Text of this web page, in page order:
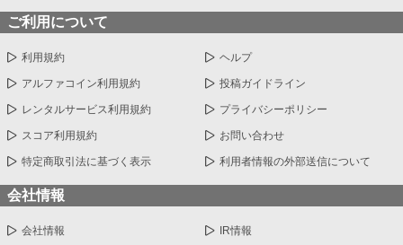
ご利用について
利用規約 ヘルプ
アルファコイン利用規約 投稿ガイドライン
レンタルサービス利用規約 プライバシーポリシー
スコア利用規約 お問い合わせ
特定商取引法に基づく表示 利用者情報の外部送信について
会社情報
会社情報 IR情報